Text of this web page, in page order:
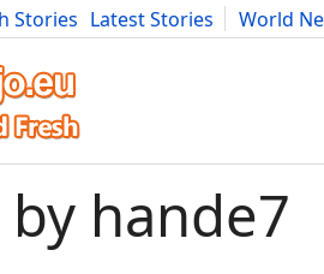
Stories Latest Stories
World
Art Cars Advice Science
hande7